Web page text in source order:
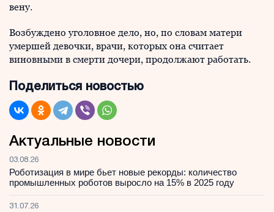
вену.
Возбуждено уголовное дело, но, по словам матери
умершей девочки, врачи, которых она считает
виновными в смерти дочери, продолжают работать.
Поделиться новостью
Актуальные новости
03.08.26
Роботизация в мире бьет новые рекорды: количество
промышленных роботов выросло на 15% в 2025 году
31.07.26